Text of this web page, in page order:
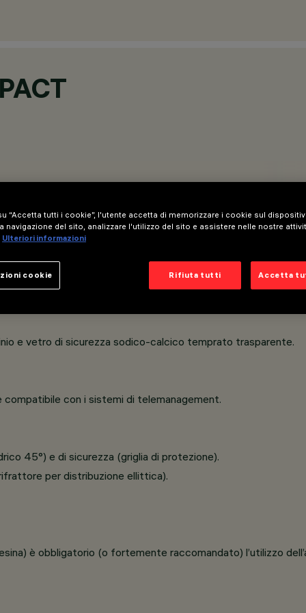
di sorgenti luminose a LED.
e vetro di sicurezza sodico-calcico temprato trasparente.
con i sistemi di telemanagement.
45°) e di sicurezza (griglia di protezione).
per distribuzione ellittica).
è obbligatorio (o fortemente raccomandato) l’utilizzo
“Accetta tutti i cookie”, l'utente accetta di memorizzare i cookie sul
navigazione del sito, analizzare l'utilizzo del sito e assistere nelle nostre
Ulteriori informazioni
Rifiuta tutti Accetta
cookie